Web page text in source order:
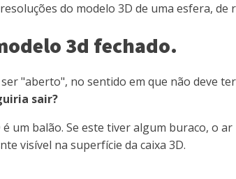
do modelo 3D de uma esfera,
3d fechado.
"aberto", no sentido em que não deve
sair?
um balão. Se este tiver algum buraco, o
visível na superfície da caixa 3D.